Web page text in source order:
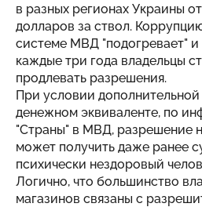
в разных регионах Украины
долларов за ствол.
системе МВД "подогревает" и
каждые три года владельцы
продлевать разрешения.
При условии дополнительной
денежном эквиваленте, по
"Страны" в МВД, разрешение
может получить даже ранее
психически нездоровый
Логично, что большинство
магазинов связаны с